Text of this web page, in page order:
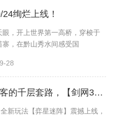
绚烂上线！
眼，开上世界第一高桥，穿梭于
寨，在黔山秀水间感受国
28
我好菜，我装的！指尖侠客的千层套路，【剑网3指尖江湖】弈星迷阵剧情大片
新玩法【弈星迷阵】震撼上线，